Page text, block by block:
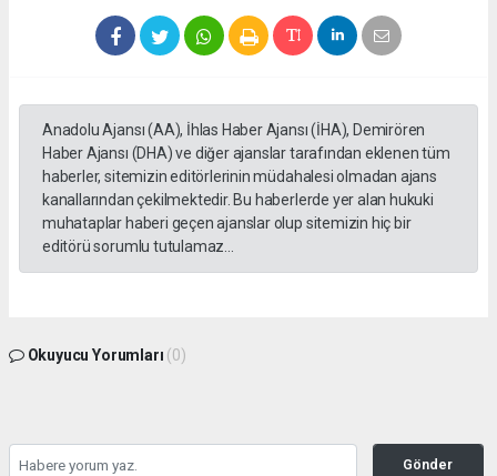
Anadolu Ajansı (AA), İhlas Haber Ajansı (İHA), Demirören
Haber Ajansı (DHA) ve diğer ajanslar tarafından eklenen tüm
haberler, sitemizin editörlerinin müdahalesi olmadan ajans
kanallarından çekilmektedir. Bu haberlerde yer alan hukuki
muhataplar haberi geçen ajanslar olup sitemizin hiç bir
editörü sorumlu tutulamaz...
Okuyucu Yorumları (0)
Gönder